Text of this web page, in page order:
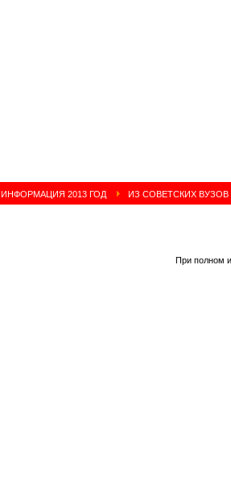
ИНФОРМАЦИЯ 2013 ГОД ИЗ СОВЕТСКИХ
При полном